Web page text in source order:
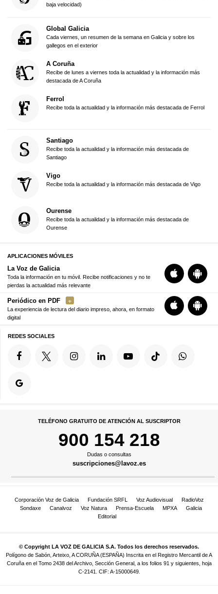
baja velocidad)
Global Galicia
Cada viernes, un resumen de la semana en Galicia y sobre los
gallegos en el exterior
A Coruña
Recibe de lunes a viernes toda la actualidad y la información más
destacada de A Coruña
Ferrol
Recibe toda la actualidad y la información más destacada de Ferrol
Santiago
Recibe toda la actualidad y la información más destacada de
Santiago
Vigo
Recibe toda la actualidad y la información más destacada de Vigo
Ourense
Recibe toda la actualidad y la información más destacada de
Ourense
APLICACIONES MÓVILES
La Voz de Galicia
Toda la información en tu móvil. Recibe notificaciones y no te
pierdas la actualidad más relevante
Periódico en PDF
La experiencia de lectura del diario impreso, ahora, en formato
digital
REDES SOCIALES
TELÉFONO GRATUITO DE ATENCIÓN AL SUSCRIPTOR
900 154 218
Dudas o consultas
suscripciones@lavoz.es
Corporación Voz de Galicia Fundación SRFL Voz Audiovisual
RadioVoz
Sondaxe
Canalvoz Voz Natura Prensa-Escuela MPXA
Galicia
Editorial
© Copyright LA VOZ DE GALICIA S.A. Todos los derechos reservados.
Polígono de Sabón, Arteixo, A CORUÑA (ESPAÑA) Inscrita en el Registro Mercantil de A
Coruña en el Tomo 2438 del Archivo, Sección General, a los folios 91 y siguientes, hoja
C-2141. CIF: A-15000649.